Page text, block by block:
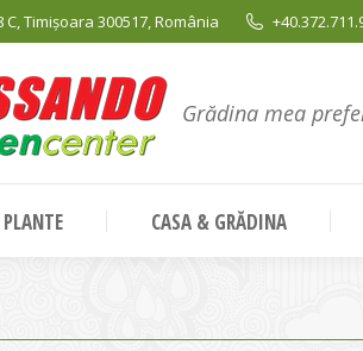
Timișoara 300517, România
Grădina mea
PLANTE CASA & GRĂDINA